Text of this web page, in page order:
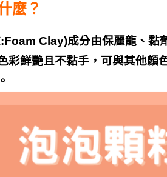
麼？
:Foam Clay)成分由保麗龍、黏
彩鮮艷且不黏手，可與其他顏